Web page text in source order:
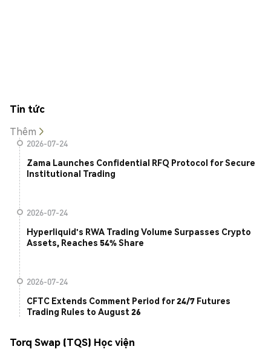
Tin tức
Thêm
2026-07-24
Zama Launches Confidential RFQ Protocol for Secure
Institutional Trading
2026-07-24
Hyperliquid's RWA Trading Volume Surpasses Crypto
Assets, Reaches 54% Share
2026-07-24
CFTC Extends Comment Period for 24/7 Futures
Trading Rules to August 26
Torq Swap (TQS) Học viện